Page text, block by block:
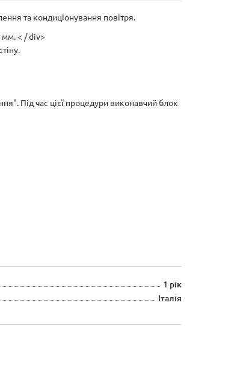
та кондиціонування повітря.
мм. < / div>
Під час цієї процедури виконавчий блок
1 рік
Італія